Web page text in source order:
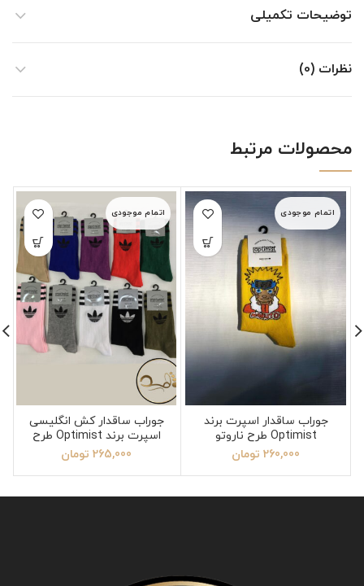
توضیحات تکمیلی
نظرات (0)
محصولات مرتبط
اتمام موجودی
جوراب ساقدار اسپرت برند
Optimist طرح ناروتو
260,000 تومان
اتمام موجودی
جوراب ساقدار کش انگلیسی
اسپرت برند Optimist طرح
آدیداس
265,000 تومان